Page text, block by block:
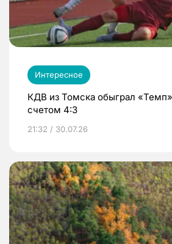
Интересное
КДВ из Томска обыграл
счетом 4:3
21:32 / 30.07.26